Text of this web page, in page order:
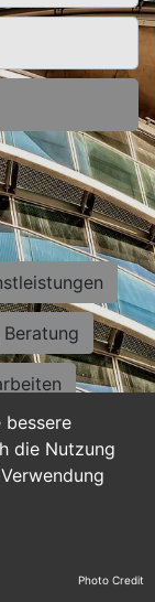
bessere
die Nutzung
Photo Credit